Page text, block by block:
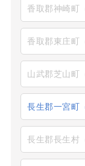
香取郡神崎町
香取郡東庄町
山武郡芝山町
長生郡一宮町
長生郡長生村